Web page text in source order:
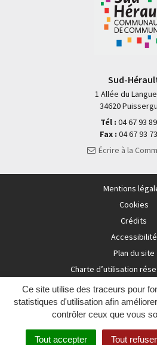
Ce site utilise des traceurs pour
statistiques d'utilisation afin
contrôler ceux que vous
Tout accepter Tout refuser
Sud-
1 Allée du
34620
Tél : 04 67 93
Fax : 04 67 93
Écrire à la
Mentions
Cookies
Crédits
Accessibilité
Plan du site
Charte d’utilisation